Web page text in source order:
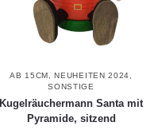
AB 15CM ,NEUHEITEN 2024
SONSTIGE
Kugelräuchermann Santa mit
Pyramide, sitzend